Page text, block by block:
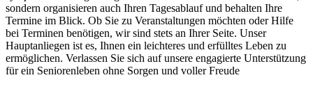
sondern organisieren auch Ihren Tagesablauf und behalten Ihre
Termine im Blick. Ob Sie zu Veranstaltungen möchten oder Hilfe
bei Terminen benötigen, wir sind stets an Ihrer Seite. Unser
Hauptanliegen ist es, Ihnen ein leichteres und erfülltes Leben zu
ermöglichen. Verlassen Sie sich auf unsere engagierte Unterstützung
für ein Seniorenleben ohne Sorgen und voller Freude